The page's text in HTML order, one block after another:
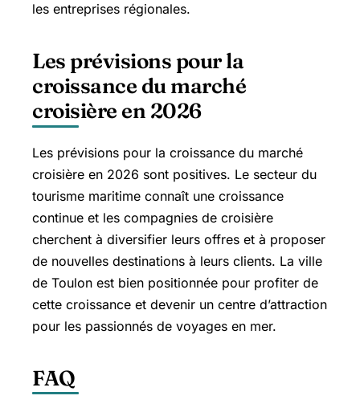
les entreprises régionales.
Les prévisions pour la
croissance du marché
croisière en 2026
Les prévisions pour la croissance du marché
croisière en 2026 sont positives. Le secteur du
tourisme maritime connaît une croissance
continue et les compagnies de croisière
cherchent à diversifier leurs offres et à proposer
de nouvelles destinations à leurs clients. La ville
de Toulon est bien positionnée pour profiter de
cette croissance et devenir un centre d’attraction
pour les passionnés de voyages en mer.
FAQ